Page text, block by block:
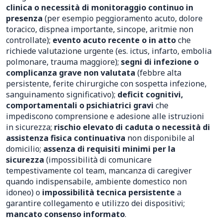
clinica o necessità di monitoraggio continuo in
presenza (per esempio peggioramento acuto, dolore
toracico, dispnea importante, sincope, aritmie non
controllate); evento acuto recente o in attoche
richiede valutazione urgente (es. ictus, infarto, embolia
polmonare, trauma maggiore); segni di infezione o
complicanza grave non valutata (febbre alta
persistente, ferite chirurgiche con sospetta infezione,
sanguinamento significativo); deficit cognitivi,
comportamentali o psichiatrici gravi che
impediscono comprensione e adesione alle istruzioni
in sicurezza; rischio elevato di caduta o necessità di
assistenza fisica continuativa non disponibile al
domicilio; assenza di requisiti minimi per la
sicurezza (impossibilità di comunicare
tempestivamente col team, mancanza di caregiver
quando indispensabile, ambiente domestico non
idoneo) o impossibilità tecnica persistente a
garantire collegamento e utilizzo dei dispositivi;
mancato consenso informato.